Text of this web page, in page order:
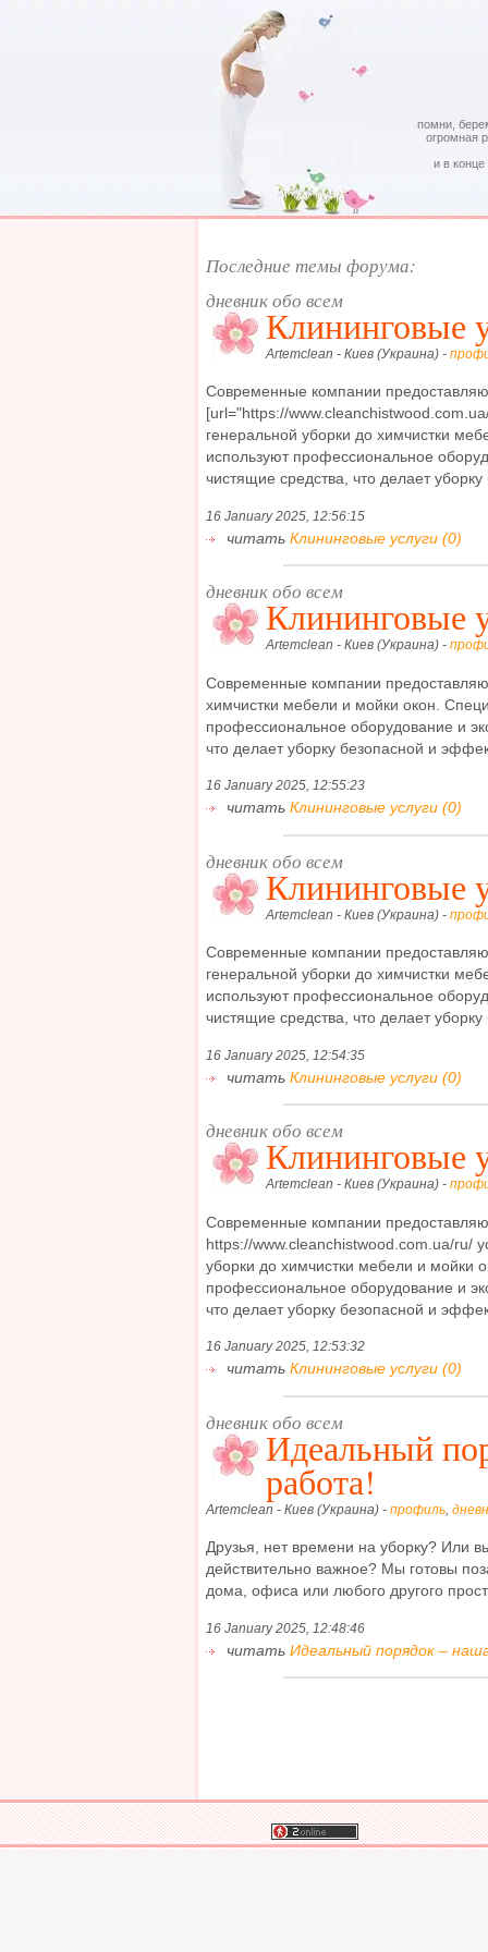
помни,
огромная
и в
Последние темы форума:
дневник обо всем
Клининговые
Artemclean - Киев (Украина) -
Современные компании
[url="https://
генеральной уборки до химчистки
используют профессиональное
чистящие средства, что делает
16 January 2025, 12:56:15
читать Клининговые услуги (0)
дневник обо всем
Клининговые
Artemclean - Киев (Украина) -
Современные компании
химчистки мебели и мойки окон.
профессиональное оборудование и
что делает уборку безопасной и
16 January 2025, 12:55:23
читать Клининговые услуги (0)
дневник обо всем
Клининговые
Artemclean - Киев (Украина) -
Современные компании
генеральной уборки до химчистки
используют профессиональное
чистящие средства, что делает
16 January 2025, 12:54:35
читать Клининговые услуги (0)
дневник обо всем
Клининговые
Artemclean - Киев (Украина) -
Современные компании
https://www.cleanchistwood.com.ua/ru/
уборки до химчистки мебели и мойки
профессиональное оборудование и
что делает уборку безопасной и
16 January 2025, 12:53:32
читать Клининговые услуги (0)
дневник обо всем
Идеальный
работа!
Artemclean - Киев (Украина) - профиль,
Друзья, нет времени на уборку? Или
действительно важное? Мы готовы
дома, офиса или любого другого
16 January 2025, 12:48:46
читать Идеальный порядок –